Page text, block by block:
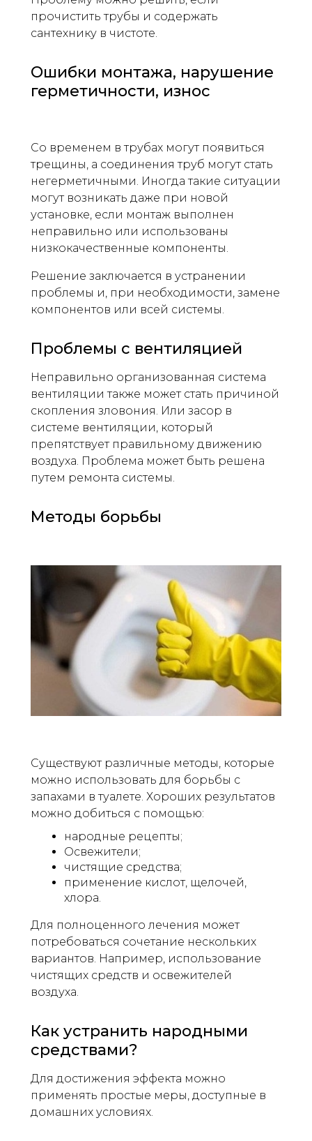
прочистить трубы и содержать
сантехнику в чистоте.
Ошибки монтажа, нарушение
герметичности, износ
Со временем в трубах могут появиться
трещины, а соединения труб могут стать
негерметичными. Иногда такие ситуации
могут возникать даже при новой
установке, если монтаж выполнен
неправильно или использованы
низкокачественные компоненты.
Решение заключается в устранении
проблемы и, при необходимости, замене
компонентов или всей системы.
Проблемы с вентиляцией
Неправильно организованная система
вентиляции также может стать причиной
скопления зловония. Или засор в
системе вентиляции, который
препятствует правильному движению
воздуха. Проблема может быть решена
путем ремонта системы.
Методы борьбы
Существуют различные методы, которые
можно использовать для борьбы с
запахами в туалете. Хороших результатов
можно добиться с помощью:
народные рецепты;
Освежители;
чистящие средства;
применение кислот, щелочей,
хлора.
Для полноценного лечения может
потребоваться сочетание нескольких
вариантов. Например, использование
чистящих средств и освежителей
воздуха.
Как устранить народными
средствами?
Для достижения эффекта можно
применять простые меры, доступные в
домашних условиях.